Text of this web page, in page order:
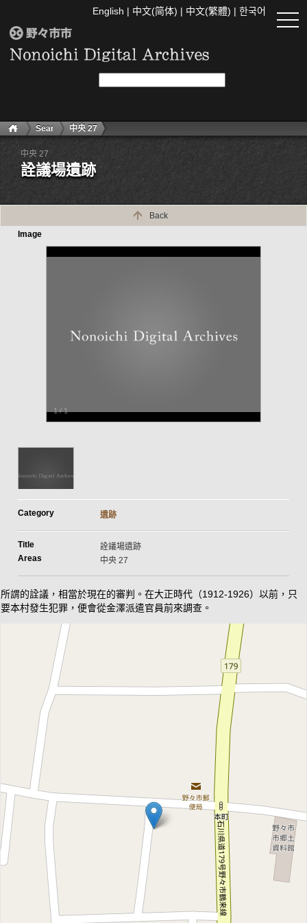
English | 中文(简体) | 中文(繁體) | 한국어
Search 中央 27
中央 27
詮議場遺跡
Back
Image
1/1
Category 遺跡
Title
詮議場遺跡
Areas
中央 27
所謂的詮議，相當於現在的審判。在大正時代（1912-1926）以前，只
要本村發生犯罪，便會從金澤派遣官員前來調查。